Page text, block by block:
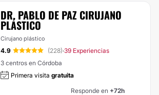
DR. PABLO DE PAZ CIRUJANO
PLÁSTICO
Cirujano plástico
4.9 (228)·39 Experiencias
3 centros en Córdoba
Primera visita gratuita
Responde en +72h